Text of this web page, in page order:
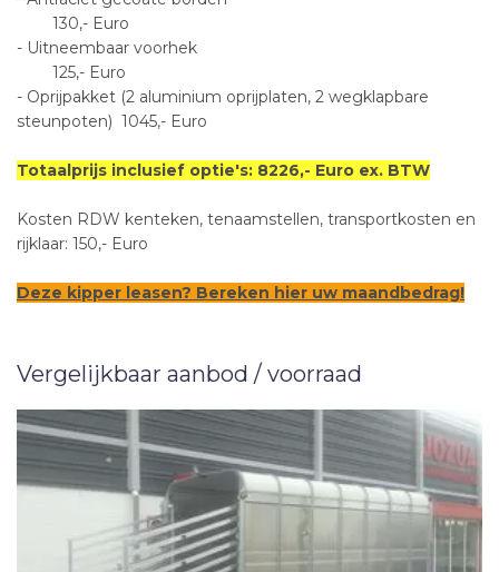
130,- Euro
- Uitneembaar voorhek
125,- Euro
- Oprijpakket (2 aluminium oprijplaten, 2 wegklapbare
steunpoten) 1045,- Euro
Totaalprijs inclusief optie's: 8226,- Euro ex. BTW
Kosten RDW kenteken, tenaamstellen, transportkosten en
rijklaar: 150,- Euro
Deze kipper leasen? Bereken hier uw maandbedrag!
Vergelijkbaar aanbod / voorraad